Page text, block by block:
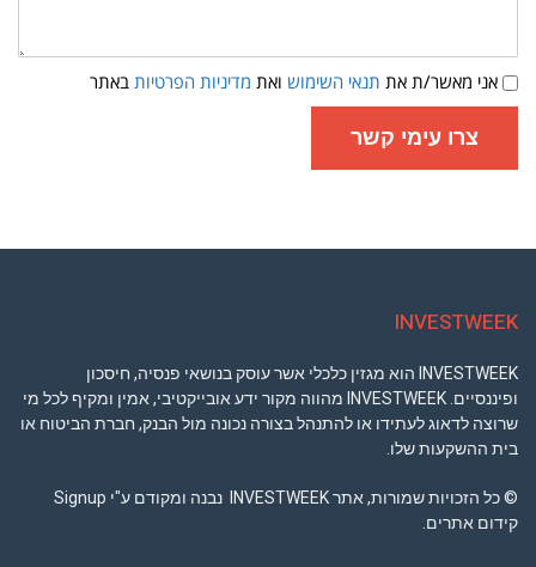
תנאי
שימוש
ומדיניות
פרטיות
אני מאשר/ת את תנאי השימוש ואת מדיניות הפרטיות באתר
צרו עימי קשר
INVESTWEEK
INVESTWEEK הוא מגזין כלכלי אשר עוסק בנושאי פנסיה, חיסכון
ופיננסיים. INVESTWEEK מהווה מקור ידע אובייקטיבי, אמין ומקיף לכל מי
שרוצה לדאוג לעתידו או להתנהל בצורה נכונה מול הבנק, חברת הביטוח או
בית ההשקעות שלו.
© כל הזכויות שמורות, אתר INVESTWEEK נבנה ומקודם ע"י Signup
קידום אתרים.